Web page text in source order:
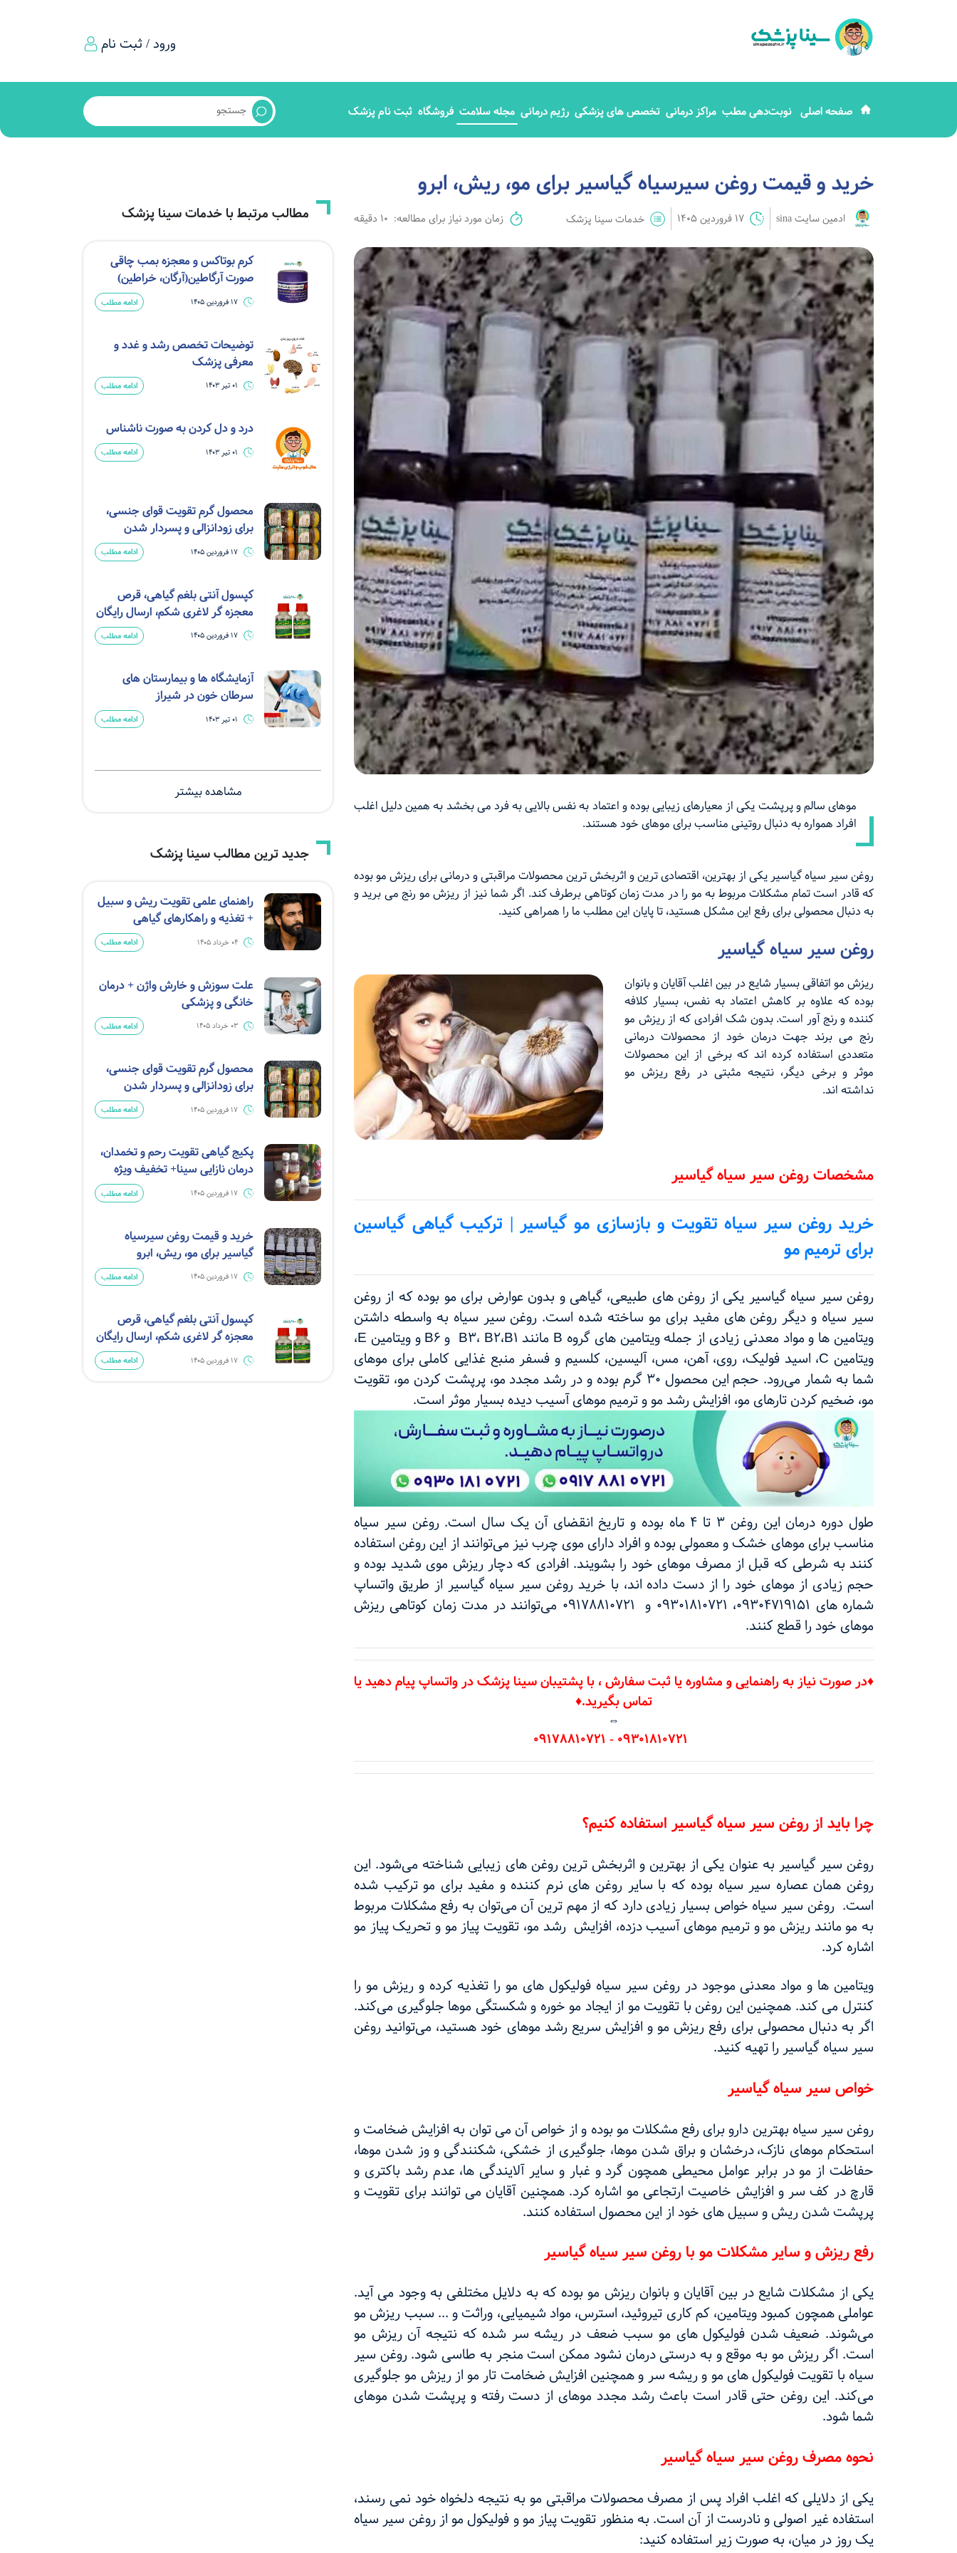
ورود / ثبت نام
صفحه اصلی نوبت‌دهی مطب مراکز درمانی تخصص های پزشکی رژیم درمانی مجله سلامت فروشگاه ثبت نام پزشک
خرید و قیمت روغن سیرسیاه گیاسیر برای مو، ریش، ابرو
ادمین سایت sina 17 فروردین 1405 خدمات سینا پزشک زمان مورد نیاز برای مطالعه: 10 دقیقه
موهای سالم و پرپشت یکی از معیارهای زیبایی بوده و اعتماد به نفس بالایی به فرد می بخشد به همین دلیل اغلب
افراد همواره به دنبال روتینی مناسب برای موهای خود هستند.
روغن سیر سیاه گیاسیر یکی از بهترین، اقتصادی ترین و اثربخش‌ ترین محصولات مراقبتی و درمانی برای ریزش مو بوده
که قادر است تمام مشکلات مربوط به مو را در مدت زمان کوتاهی برطرف کند. اگر شما نیز از ریزش مو رنج می برید و
به دنبال محصولی برای رفع این مشکل هستید، تا پایان این مطلب ما را همراهی کنید.
روغن سیر سیاه گیاسیر
ریزش مو اتفاقی بسیار شایع در بین اغلب آقایان و بانوان
بوده که علاوه بر کاهش اعتماد به نفس، بسیار کلافه
کننده و رنج آور است. بدون شک افرادی که از ریزش مو
رنج می‌ برند جهت درمان خود از محصولات درمانی
متعددی استفاده کرده اند که برخی از این محصولات
موثر و برخی دیگر، نتیجه مثبتی در رفع ریزش مو
نداشته اند.
مشخصات روغن سیر سیاه گیاسیر
خرید روغن سیر سیاه تقویت و بازسازی مو گیاسیر | ترکیب گیاهی گیاسین
برای ترمیم مو
روغن سیر سیاه گیاسیر یکی از روغن های طبیعی، گیاهی و بدون عوارض برای مو بوده که از روغن
سیر سیاه و دیگر روغن های مفید برای مو ساخته شده است‌. روغن سیر سیاه به واسطه داشتن
ویتامین‌ ها و مواد معدنی زیادی از جمله ویتامین‌ های گروه B مانند B1،B2 ،B3 و B6 و ویتامین E،
ویتامین C، اسید فولیک، روی، آهن، مس، آلیسین، کلسیم و فسفر منبع غذایی کاملی برای موهای
شما به شمار می‌رود. حجم این محصول ۳۰ گرم بوده و در رشد مجدد مو، پرپشت کردن مو، تقویت
مو، ضخیم کردن تارهای مو، افزایش رشد مو و ترمیم موهای آسیب دیده بسیار موثر است.
طول دوره درمان این روغن ۳ تا ۴ ماه بوده و تاریخ انقضای آن یک سال است. روغن سیر سیاه
مناسب برای موهای خشک و معمولی بوده و افراد دارای موی چرب نیز می‌توانند از این روغن استفاده
کنند به شرطی که قبل از مصرف موهای خود را بشویند. افرادی که دچار ریزش موی شدید بوده و
حجم زیادی از موهای خود را از دست داده اند، با خرید روغن سیر سیاه گیاسیر از طریق واتساپ
شماره های 09304719151، 09301810721 و 09178810721 می‌‌‌توانند در مدت زمان کوتاهی ریزش
موهای خود را قطع کنند.
♦در صورت نیاز به راهنمایی و مشاوره یا ثبت سفارش ، با پشتیبان سینا پزشک در واتساپ پیام دهید یا
تماس بگیرید.♦
⇔
چرا باید از روغن سیر سیاه گیاسیر استفاده کنیم؟
روغن سیر گیاسیر به عنوان یکی از بهترین و اثربخش ترین روغن های زیبایی شناخته می‌شود. این
روغن همان عصاره سیر سیاه بوده که با سایر روغن های نرم کننده و مفید برای مو ترکیب شده
است. روغن سیر سیاه خواص بسیار زیادی دارد که از مهم ترین آن می‌توان به رفع مشکلات مربوط
به مو مانند ریزش مو و ترمیم موهای آسیب دزده، افزایش رشد مو، تقویت پیاز مو و تحریک پیاز مو
اشاره کرد.
ویتامین ها و مواد معدنی موجود در روغن سیر سیاه فولیکول های مو را تغذیه کرده و ریزش مو را
کنترل می کند. همچنین این روغن با تقویت مو از ایجاد مو خوره و شکستگی موها جلوگیری می‌کند.
اگر به دنبال محصولی برای رفع ریزش مو و افزایش سریع رشد موهای خود هستید، می‌توانید روغن
سیر سیاه گیاسیر را تهیه کنید.
خواص سیر سیاه گیاسیر
روغن سیر سیاه بهترین دارو برای رفع مشکلات مو بوده و از خواص آن می توان به افزایش ضخامت و
استحکام موهای نازک،درخشان و براق شدن موها، جلوگیری از خشکی، شکنندگی و وز شدن موها،
حفاظت از مو در برابر عوامل محیطی همچون گرد و غبار و سایر آلایندگی ها، عدم رشد باکتری و
قارچ در کف سر و افزایش خاصیت ارتجاعی مو اشاره کرد. همچنین آقایان می توانند برای تقویت و
پرپشت شدن ریش و سبیل های خود از این محصول استفاده کنند.
رفع ریزش و سایر مشکلات مو با روغن سیر سیاه گیاسیر
یکی از مشکلات شایع در بین آقایان و بانوان ریزش مو بوده که به دلایل مختلفی به وجود می‌ آید.
عواملی همچون کمبود ویتامین، کم کاری تیروئید، استرس، مواد شیمیایی، وراثت و ... سبب ریزش مو
می‌شوند. ضعیف شدن فولیکول های مو سبب ضعف در ریشه سر شده که نتیجه آن ریزش مو
است. اگر ریزش مو به موقع و به درستی درمان نشود ممکن است منجر به طاسی شود. روغن سیر
سیاه با تقویت فولیکول های مو و ریشه سر و همچنین افزایش ضخامت تار مو از ریزش مو جلوگیری
می‌کند. این روغن حتی قادر است باعث رشد مجدد موهای از دست رفته و پرپشت شدن موهای
شما شود.
نحوه مصرف روغن سیر سیاه گیاسیر
یکی از دلایلی که اغلب افراد پس از مصرف محصولات مراقبتی مو به نتیجه دلخواه خود نمی رسند،
استفاده غیر اصولی و نادرست از آن است. به منظور تقویت پیاز مو و فولیکول مو از روغن سیر سیاه
یک روز در میان، به صورت زیر استفاده کنید:
مطالب مرتبط با خدمات سینا پزشک
کرم بوتاکس و معجزه بمب چاقی
صورت آرگاطین(آرگان، خراطین)
17 فروردین 1405 ادامه مطلب
توضیحات تخصص رشد و غدد و
معرفی پزشک
01 تیر 1403 ادامه مطلب
درد و دل کردن به صورت ناشناس
01 تیر 1403 ادامه مطلب
محصول گرم تقویت قوای جنسی،
برای زودانزالی و پسردار شدن
17 فروردین 1405 ادامه مطلب
کپسول آنتی بلغم گیاهی، قرص
معجزه گر لاغری شکم، ارسال رایگان
17 فروردین 1405 ادامه مطلب
آزمایشگاه ها و بیمارستان های
سرطان خون در شیراز
01 تیر 1403 ادامه مطلب
مشاهده بیشتر
جدید ترین مطالب سینا پزشک
راهنمای علمی تقویت ریش و سبیل
+ تغذیه و راهکارهای گیاهی
04 خرداد 1405 ادامه مطلب
علت سوزش و خارش واژن + درمان
خانگی و پزشکی
03 خرداد 1405 ادامه مطلب
محصول گرم تقویت قوای جنسی،
برای زودانزالی و پسردار شدن
17 فروردین 1405 ادامه مطلب
پکیج گیاهی تقویت رحم و تخمدان،
درمان نازایی سینا+ تخفیف ویژه
17 فروردین 1405 ادامه مطلب
خرید و قیمت روغن سیرسیاه
گیاسیر برای مو، ریش، ابرو
17 فروردین 1405 ادامه مطلب
کپسول آنتی بلغم گیاهی، قرص
معجزه گر لاغری شکم، ارسال رایگان
17 فروردین 1405 ادامه مطلب